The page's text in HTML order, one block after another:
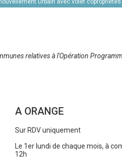
Urbain avec volet copropriétés
relatives à l'Opération
A ORANGE
Sur RDV uniquement
Le 1er lundi de chaque mois, à
12h